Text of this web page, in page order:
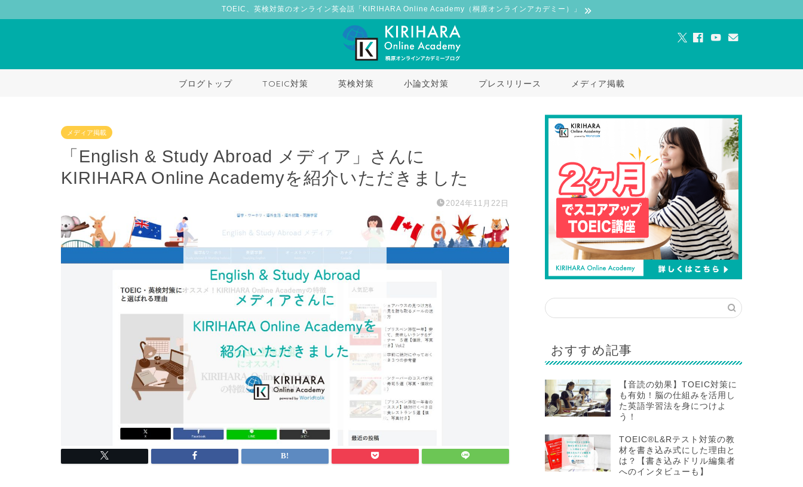
TOEIC、英検対策のオンライン英会話「KIRIHARA Online Academy（桐原オンラインアカデミー）」
ブログトップ TOEIC対策 英検対策 小論文対策 プレスリリース メディア掲載
メディア掲載
「English & Study Abroad メディア」さんに
KIRIHARA Online Academyを紹介いただきました
2024年11月22日
おすすめ記事
【音読の効果】TOEIC対策に
も有効！脳の仕組みを活用し
た英語学習法を身につけよ
う！
TOEIC®L&Rテスト対策の教
材を書き込み式にした理由と
は？【書き込みドリル編集者
へのインタビューも】